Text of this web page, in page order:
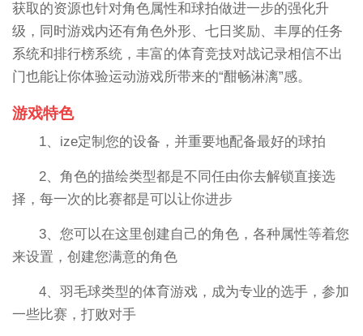
获取的资源也针对角色属性和球拍做进一步的强化升
级，同时游戏内还有角色外形、七日奖励、丰厚的任务
系统和排行榜系统，丰富的体育竞技对战记录相信不出
门也能让你体验运动游戏所带来的“酣畅淋漓”感。
游戏特色
1、ize定制您的设备，并重要地配备最好的球拍
2、角色的描绘类型都是不同任由你去解锁直接选
择，每一次的比赛都是可以让你进步
3、您可以在这里创建自己的角色，各种属性等着您
来设置，创建您满意的角色
4、羽毛球类型的体育游戏，成为专业的选手，参加
一些比赛，打败对手